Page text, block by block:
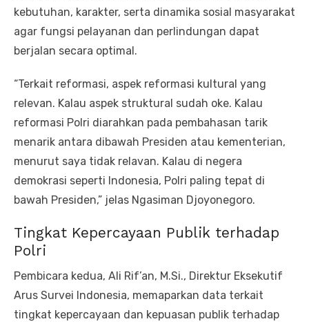
kebutuhan, karakter, serta dinamika sosial masyarakat
agar fungsi pelayanan dan perlindungan dapat
berjalan secara optimal.
“Terkait reformasi, aspek reformasi kultural yang
relevan. Kalau aspek struktural sudah oke. Kalau
reformasi Polri diarahkan pada pembahasan tarik
menarik antara dibawah Presiden atau kementerian,
menurut saya tidak relavan. Kalau di negera
demokrasi seperti Indonesia, Polri paling tepat di
bawah Presiden,” jelas Ngasiman Djoyonegoro.
Tingkat Kepercayaan Publik terhadap
Polri
Pembicara kedua, Ali Rif’an, M.Si., Direktur Eksekutif
Arus Survei Indonesia, memaparkan data terkait
tingkat kepercayaan dan kepuasan publik terhadap